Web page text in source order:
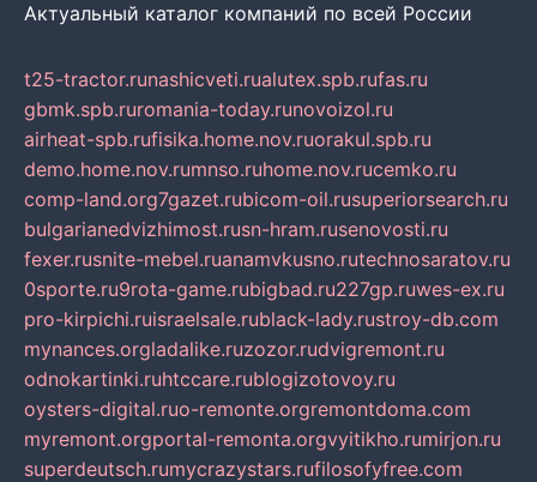
Актуальный каталог компаний по всей России
t25-tractor.runashicveti.rualutex.spb.rufas.ru
gbmk.spb.ruromania-today.runovoizol.ru
airheat-spb.rufisika.home.nov.ruorakul.spb.ru
demo.home.nov.rumnso.ruhome.nov.rucemko.ru
comp-land.org7gazet.rubicom-oil.rusuperiorsearch.ru
bulgarianedvizhimost.rusn-hram.rusenovosti.ru
fexer.rusnite-mebel.ruanamvkusno.rutechnosaratov.ru
0sporte.ru9rota-game.rubigbad.ru227gp.ruwes-ex.ru
pro-kirpichi.ruisraelsale.rublack-lady.rustroy-db.com
mynances.orgladalike.ruzozor.rudvigremont.ru
odnokartinki.ruhtccare.rublogizotovoy.ru
oysters-digital.ruo-remonte.orgremontdoma.com
myremont.orgportal-remonta.orgvyitikho.rumirjon.ru
superdeutsch.rumycrazystars.rufilosofyfree.com